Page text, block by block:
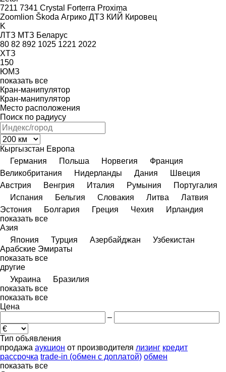
7211 7341 Crystal Forterra Proxima
Zoomlion Škoda Агрико ДТЗ КИЙ Кировец
K
ЛТЗ МТЗ Беларус
80 82 892 1025 1221 2022
ХТЗ
150
ЮМЗ
показать все
Кран-манипулятор
Кран-манипулятор
Место расположения
Поиск по радиусу
Кыргызстан Европа
Германия
Польша Норвегия
Франция
Великобритания
Нидерланды Дания
Швеция
Австрия
Венгрия Италия Румыния
Португалия
Испания
Бельгия Словакия Литва
Латвия
Эстония
Болгария Греция Чехия
Ирландия
показать все
Азия
Япония
Турция Азербайджан
Узбекистан
Арабские Эмираты
показать все
другие
Украина
Бразилия
показать все
показать все
Цена
–
Тип объявления
продажа аукцион от производителя лизинг кредит
рассрочка trade-in (обмен с доплатой) обмен
показать все